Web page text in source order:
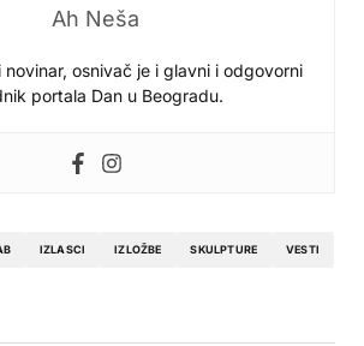
Ah Neša
novinar, osnivač je i glavni i odgovorni
portala Dan u Beogradu.
IZLASCI IZLOŽBE SKULPTURE VESTI